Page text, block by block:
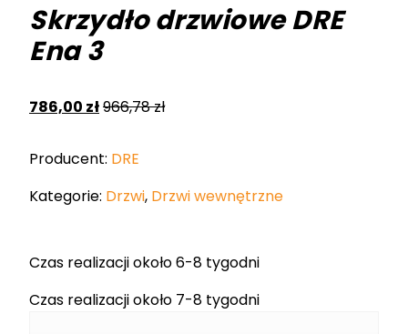
Skrzydło drzwiowe DRE
Ena 3
786,00 zł966,78zł
Producent: DRE
Kategorie: Drzwi, Drzwi wewnętrzne
Czas realizacji około 6-8 tygodni
Czas realizacji około 7-8 tygodni